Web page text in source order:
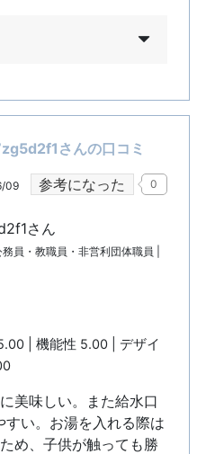
さんの口コミ
09 参考になった 0
さん
員・教職員・非営利団体職員 |
| 機能性 5.00 | デザイ
美味しい。また給水口
すい。お湯を入れる際は
め、子供が触っても勝